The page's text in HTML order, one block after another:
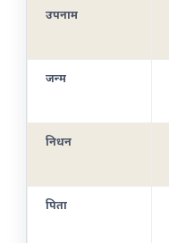
उपनाम
जन्म
निधन
पिता